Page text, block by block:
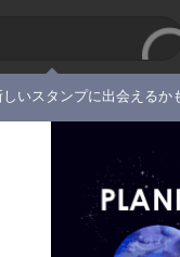
いスタンプに出会えるか